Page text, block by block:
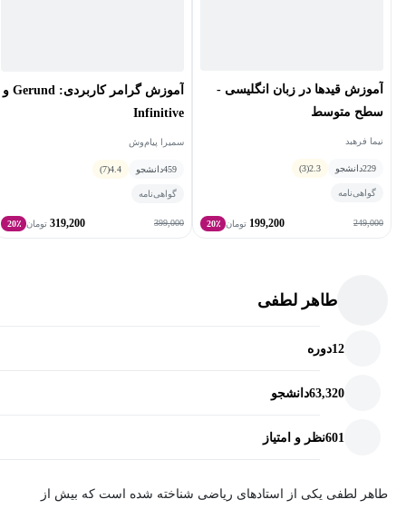
آموزش قیدها در زبان انگلیسی -
سطح متوسط
نیما فرهبد
229دانشجو 2.3
(3)
گواهی‌نامه
249,000
199,200 تومان 20٪
آموزش گرامر کاربردی: Gerund و
Infinitive
سمیرا پیام‌وش
459دانشجو 4.4
(7)
گواهی‌نامه
399,000
319,200 تومان 20٪
طاهر لطفی
12دوره
63,320دانشجو
601نظر و امتیاز
طاهر لطفی یکی از استادهای ریاضی شناخته شده است که بیش از